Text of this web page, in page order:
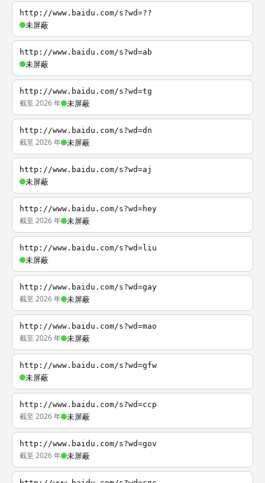
http://www.baidu.com/s?wd=??
未屏蔽
http://www.baidu.com/s?wd=ab
未屏蔽
http://www.baidu.com/s?wd=tg
截至 2026 年 未屏蔽
http://www.baidu.com/s?wd=dn
截至 2026 年 未屏蔽
http://www.baidu.com/s?wd=aj
未屏蔽
http://www.baidu.com/s?wd=hey
截至 2026 年 未屏蔽
http://www.baidu.com/s?wd=liu
未屏蔽
http://www.baidu.com/s?wd=gay
截至 2026 年 未屏蔽
http://www.baidu.com/s?wd=mao
截至 2026 年 未屏蔽
http://www.baidu.com/s?wd=gfw
未屏蔽
http://www.baidu.com/s?wd=ccp
截至 2026 年 未屏蔽
http://www.baidu.com/s?wd=gov
截至 2026 年 未屏蔽